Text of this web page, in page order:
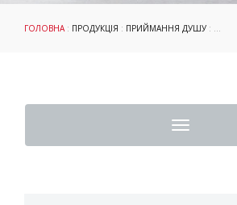
ГОЛОВНА: ПРОДУКЦІЯ : ПРИЙМАННЯ ДУШУ :
Toggle
navigation